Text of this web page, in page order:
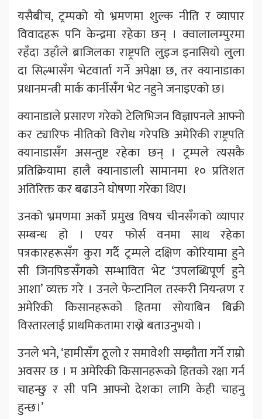
यसैबीच, ट्रम्पको यो भ्रमणमा शुल्क नीति र व्यापार
विवादहरू पनि केन्द्रमा रहेका छन् । क्वालालम्पुरमा
रहँदा उहाँले ब्राजिलका राष्ट्रपति लुइज इनासियो लुला
दा सिल्भासँग भेटवार्ता गर्ने अपेक्षा छ, तर क्यानाडाका
प्रधानमन्त्री मार्क कार्नीसँग भेट नहुने जनाइएको छ।
क्यानाडाले प्रसारण गरेको टेलिभिजन विज्ञापनले आफ्नो
कर ट्यारिफ नीतिको विरोध गरेपछि अमेरिकी राष्ट्रपति
क्यानाडासँग असन्तुष्ट रहेका छन् । ट्रम्पले त्यसकै
प्रतिक्रियामा हालै क्यानाडाली सामानमा १० प्रतिशत
अतिरिक्त कर बढाउने घोषणा गरेका थिए।
उनको भ्रमणमा अर्को प्रमुख विषय चीनसँगको व्यापार
सम्बन्ध हो । एयर फोर्स वनमा साथ रहेका
पत्रकारहरूसँग कुरा गर्दै ट्रम्पले दक्षिण कोरियामा हुने
सी जिनपिङसँगको सम्भावित भेट ‘उपलब्धिपूर्ण हुने
आशा’ व्यक्त गरे । उनले फेन्टानिल तस्करी नियन्त्रण र
अमेरिकी किसानहरूको हितमा सोयाबिन बिक्री
विस्तारलाई प्राथमिकतामा राख्ने बताउनुभयो ।
उनले भने, ‘हामीसँग ठूलो र समावेशी सम्झौता गर्ने राम्रो
अवसर छ । म अमेरिकी किसानहरूको हितको रक्षा गर्न
चाहन्छु र सी पनि आफ्नो देशका लागि केही चाहनु
हुन्छ।’